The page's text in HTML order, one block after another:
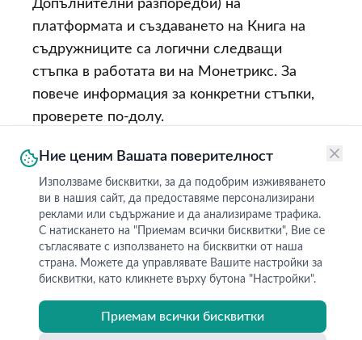
Допълнителни разпоредби) на
платформата и създаването на Книга на
съдружниците са логични следващи
стъпка в работата ви на Монетрикс. За
повече информация за конкретни стъпки,
проверете по-долу.
Обратно
Условия за използване
Ние ценим Вашата поверителност
Използваме бисквитки, за да подобрим изживяването
ви в нашия сайт, да предоставяме персонализирани
реклами или съдържание и да анализираме трафика.
С натискането на "Приемам всички бисквитки", Вие се
съгласявате с използването на бисквитки от наша
страна. Можете да управлявате Вашите настройки за
бисквитки, като кликнете върху бутона "Настройки".
Приемам всички бисквитки